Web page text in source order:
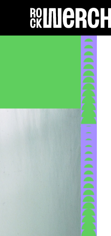
Line-up
Infos
News
Shop
History